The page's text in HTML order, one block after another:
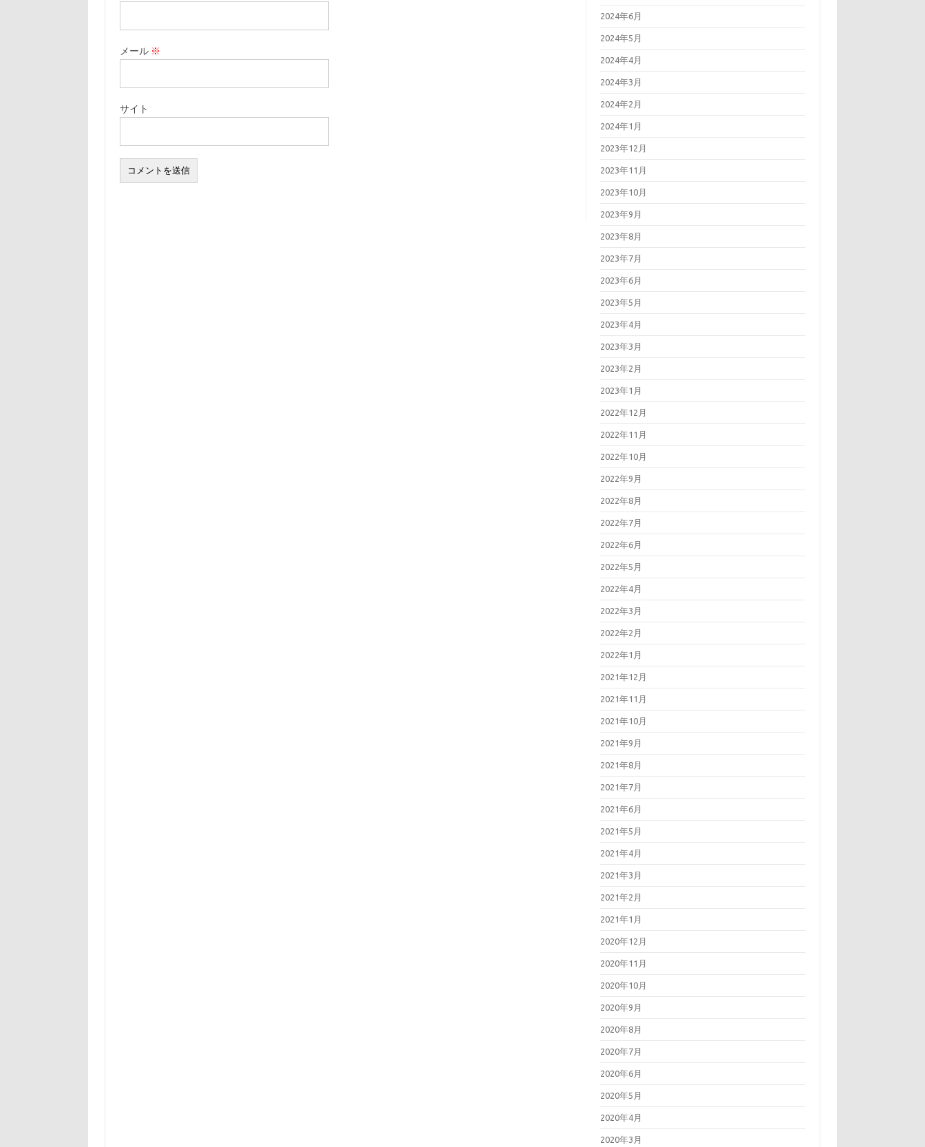
メール ※
サイト
2024年6月
2024年5月
2024年4月
2024年3月
2024年2月
2024年1月
2023年12月
2023年11月
2023年10月
2023年9月
2023年8月
2023年7月
2023年6月
2023年5月
2023年4月
2023年3月
2023年2月
2023年1月
2022年12月
2022年11月
2022年10月
2022年9月
2022年8月
2022年7月
2022年6月
2022年5月
2022年4月
2022年3月
2022年2月
2022年1月
2021年12月
2021年11月
2021年10月
2021年9月
2021年8月
2021年7月
2021年6月
2021年5月
2021年4月
2021年3月
2021年2月
2021年1月
2020年12月
2020年11月
2020年10月
2020年9月
2020年8月
2020年7月
2020年6月
2020年5月
2020年4月
2020年3月